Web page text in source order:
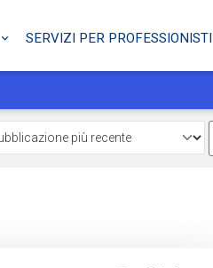
SERVIZI PER PROFESSIONISTI